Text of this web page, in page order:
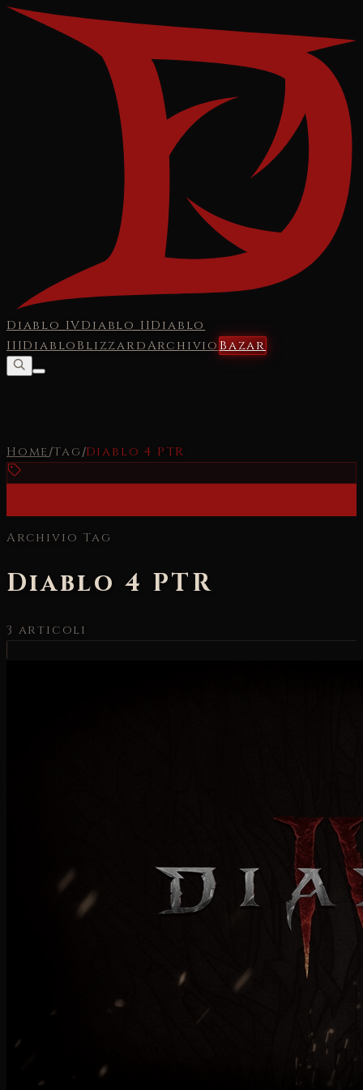
Diablo IVDiablo IIDiablo
IIIDiabloBlizzardArchivioBazar
Home/Tag /Diablo 4 PTR
Archivio Tag
Diablo 4 PTR
3 articoli